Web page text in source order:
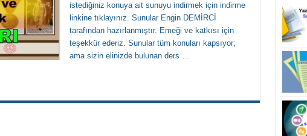
istediğiniz konuya ait sunuyu indirmek için indirme
linkine tıklayınız. Sunular Engin DEMİRCİ
tarafından hazırlanmıştır. Emeği ve katkısı için
teşekkür ederiz. Sunular tüm konuları kapsıyor;
ama sizin elinizde bulunan ders …